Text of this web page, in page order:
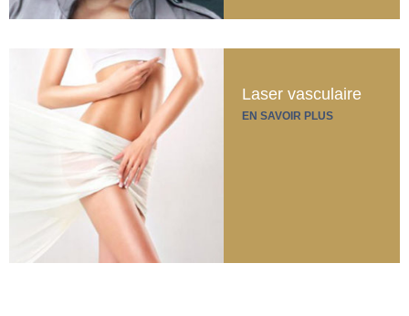
Laser vasculaire
EN SAVOIR PLUS